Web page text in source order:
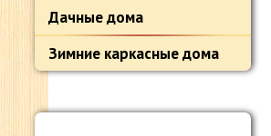
Дачные дома
Зимние каркасные дома